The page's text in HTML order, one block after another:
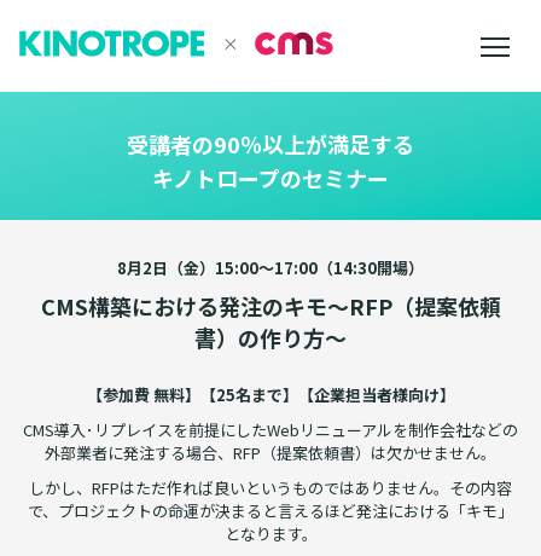
受講者の90％以上が満足する
キノトロープのセミナー
8月2日（金）15:00～17:00（14:30開場）
CMS構築における発注のキモ～RFP（提案依頼
書）の作り方～
【参加費 無料】【25名まで】【企業担当者様向け】
CMS導入･リプレイスを前提にしたWebリニューアルを制作会社などの
外部業者に発注する場合、RFP（提案依頼書）は欠かせません。
しかし、RFPはただ作れば良いというものではありません。 その内容
で、プロジェクトの命運が決まると言えるほど発注における「キモ」
となります。